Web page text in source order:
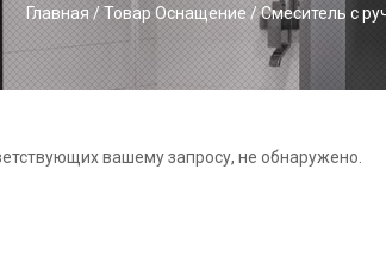
Главная / Товар Оснащение / Смеситель с
вашему запросу, не обнаружено.